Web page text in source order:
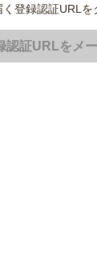
登録認証URLを